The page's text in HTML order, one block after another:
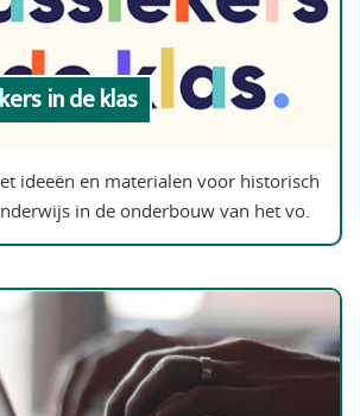
in de klas
ideeën en materialen voor historisch
in de onderbouw van het vo.